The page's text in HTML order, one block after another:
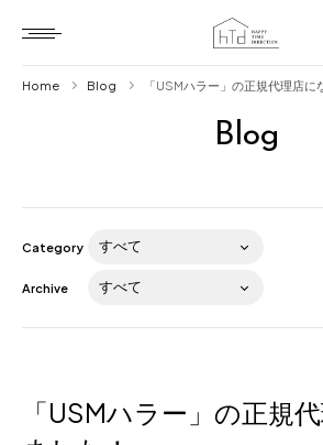
Blog
Blog
Home Blog 「USMハラー」の正規代理店に
Category
Archive
「USMハラー」の正規